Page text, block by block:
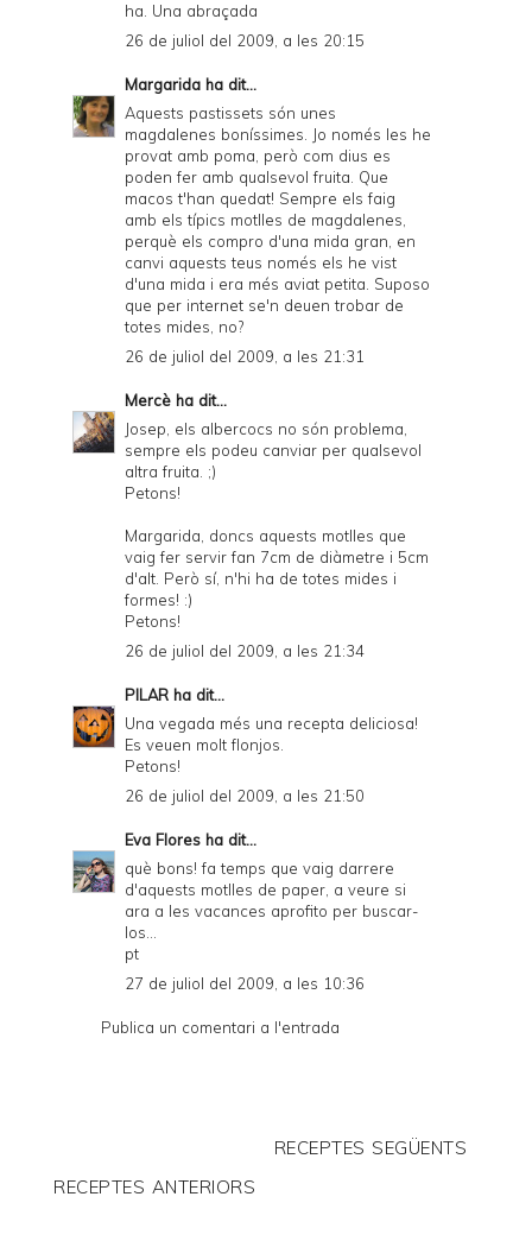
ha. Una abraçada
26 de juliol del 2009, a les 20:15
Margarida ha dit...
Aquests pastissets són unes
magdalenes boníssimes. Jo només les he
provat amb poma, però com dius es
poden fer amb qualsevol fruita. Que
macos t'han quedat! Sempre els faig
amb els típics motlles de magdalenes,
perquè els compro d'una mida gran, en
canvi aquests teus només els he vist
d'una mida i era més aviat petita. Suposo
que per internet se'n deuen trobar de
totes mides, no?
26 de juliol del 2009, a les 21:31
Mercè ha dit...
Josep, els albercocs no són problema,
sempre els podeu canviar per qualsevol
altra fruita. ;)
Petons!
Margarida, doncs aquests motlles que
vaig fer servir fan 7cm de diàmetre i 5cm
d'alt. Però sí, n'hi ha de totes mides i
formes! :)
Petons!
26 de juliol del 2009, a les 21:34
PILAR ha dit...
Una vegada més una recepta deliciosa!
Es veuen molt flonjos.
Petons!
26 de juliol del 2009, a les 21:50
Eva Flores ha dit...
què bons! fa temps que vaig darrere
d'aquests motlles de paper, a veure si
ara a les vacances aprofito per buscar-
los...
pt
27 de juliol del 2009, a les 10:36
Publica un comentari a l'entrada
RECEPTES SEGÜENTS
RECEPTES ANTERIORS